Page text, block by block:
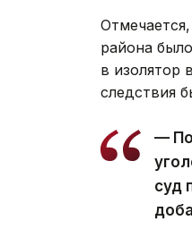
района
в изолятор
следствия
— По
суд